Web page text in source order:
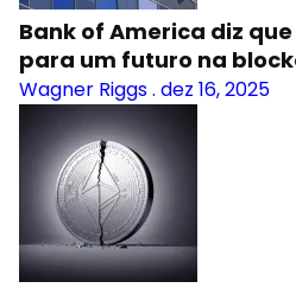
Bank of America diz
para um futuro na
Wagner Riggs. dez 16, 2025